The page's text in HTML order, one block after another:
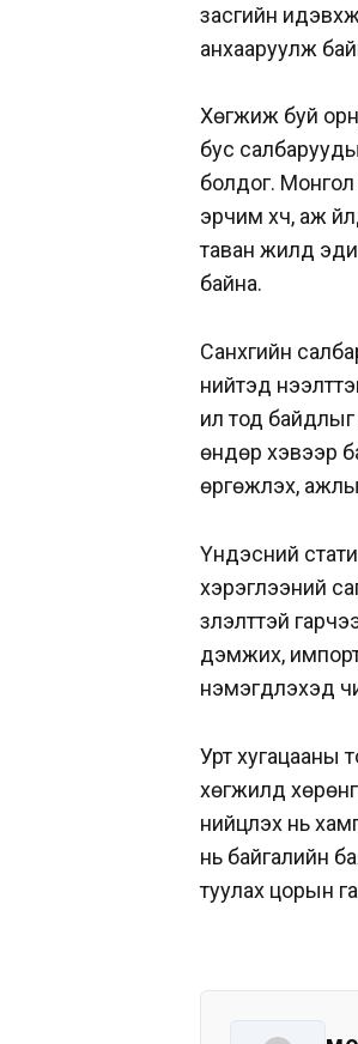
засгийн
анхааруулж
Хөгжиж буй
бус
болдог.
эрчим хүч, аж
таван жилд
байна.
Санхүүгийн
нийтэд
ил тод байдлыг
өндөр хэвээр
өргөжүүлэх,
Үндэсний
хэрэглээний
үзүүлэлттэй
дэмжих,
нэмэгдүүлэхэд
Урт хугацааны
хөгжилд
нийцүүлэх нь
нь байгалийн
туулах цорын